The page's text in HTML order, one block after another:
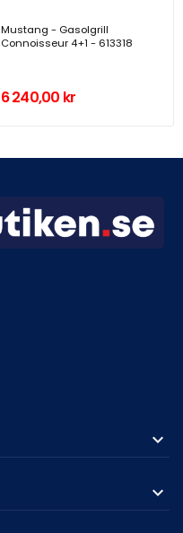
Mustang - Gasolgrill
Connoisseur 4+1 - 613318
6 240,00 kr

